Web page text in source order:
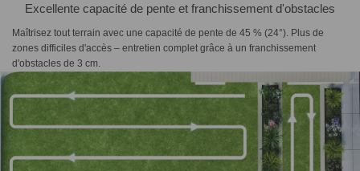
Excellente capacité de pente et franchissement d'obstacles
Maîtrisez tout terrain avec une capacité de pente de 45 % (24°). Plus de
zones difficiles d'accès – entretien complet grâce à un franchissement
d'obstacles de 3 cm.